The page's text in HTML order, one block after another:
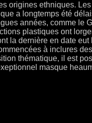
origines ethniques.
a longtemps été
années, comme le
plastiques ont
la dernière en date
à inclures
thématique, il est
masque